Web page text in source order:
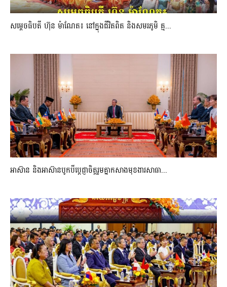
សម្តេចធិបតី ហ៊ុន ម៉ាណែត៖ នៅក្នុងជីវិតពិត និងសមរភូមិ គ្ម...
អាស៊ាន និងអាស៊ានបូកបីប្តេជ្ញាចិត្តរួមគ្នាកសាងមុខងារសាធា...